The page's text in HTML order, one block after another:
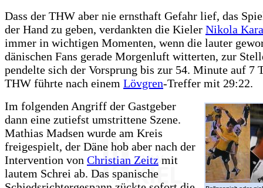
Dass der THW aber nie ernsthaft Gefahr lief, das
der Hand zu geben, verdankten die Kieler Nikola
immer in wichtigen Momenten, wenn die lauter
dänischen Fans gerade Morgenluft witterten, zur
pendelte sich der Vorsprung bis zur 54. Minute auf 7
THW führte nach einem Lövgren-Treffer mit 29:22.
Im folgenden Angriff der Gastgeber
dann eine zutiefst umstrittene Szene.
Mathias Madsen wurde am Kreis
freigespielt, der Däne hob aber nach der
Intervention von Christian Zeitz mit
lautem Schrei ab. Das spanische